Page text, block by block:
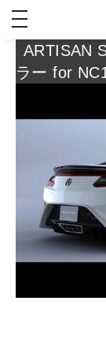
toggle
ARTISAN
ラー for